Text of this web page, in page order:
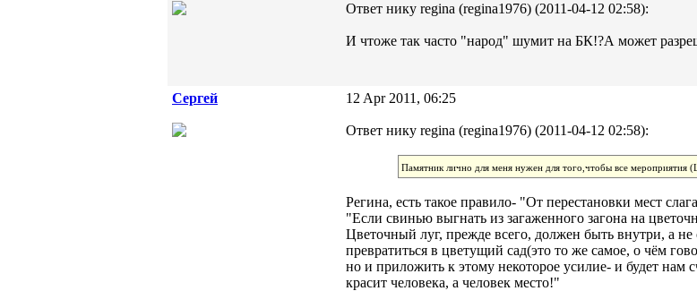
Ответ нику regina (regina1976) (2011-04-12 02:58):
И чтоже так часто "народ" шумит на БК!?А может
Сергей 12 Apr 2011, 06:25
Ответ нику regina (regina1976) (2011-04-12 02:58):
Памятник лично для меня нужен для того,чтобы все
Регина, есть такое правило- "От перестановки мест
"Если свинью выгнать из загаженного загона на
Цветочный луг, прежде всего, должен быть внутри, а
превратиться в цветущий сад(это то же самое, о чём
но и приложить к этому некоторое усилие- и будет нам
красит человека, а человек место!"